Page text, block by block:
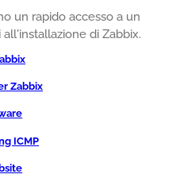
un rapido accesso a un
di Zabbix.
Zabbix
ICMP